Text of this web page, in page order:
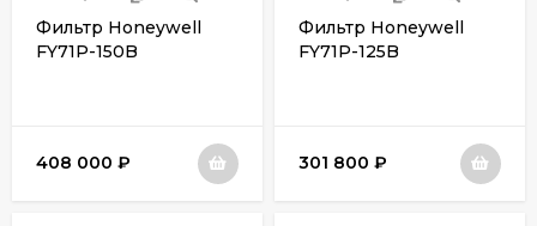
Фильтр Honeywell
FY71P-150B
408 000 ₽
Фильтр Honeywell
FY71P-125B
301 800 ₽